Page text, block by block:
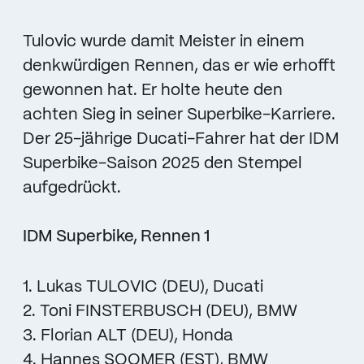
Tulovic wurde damit Meister in einem
denkwürdigen Rennen, das er wie erhofft
gewonnen hat. Er holte heute den
achten Sieg in seiner Superbike-Karriere.
Der 25-jährige Ducati-Fahrer hat der IDM
Superbike-Saison 2025 den Stempel
aufgedrückt.
IDM Superbike, Rennen 1
1. Lukas TULOVIC (DEU), Ducati
2. Toni FINSTERBUSCH (DEU), BMW
3. Florian ALT (DEU), Honda
4. Hannes SOOMER (EST), BMW